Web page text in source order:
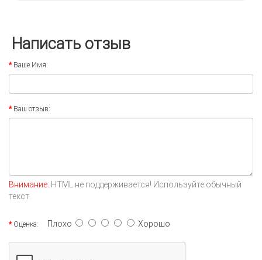
Написать отзыв
Ваше Имя:
Ваш отзыв:
Внимание: HTML не поддерживается! Используйте обычный
текст.
Оценка: Плохо Хорошо